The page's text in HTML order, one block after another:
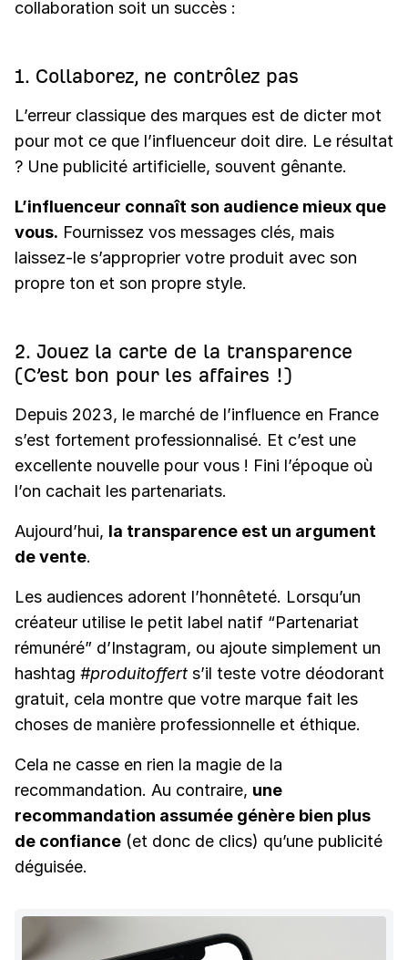
collaboration soit un succès :
1. Collaborez, ne contrôlez pas
L’erreur classique des marques est de dicter mot
pour mot ce que l’influenceur doit dire. Le résultat
? Une publicité artificielle, souvent gênante.
L’influenceur connaît son audience mieux que
vous. Fournissez vos messages clés, mais
laissez-le s’approprier votre produit avec son
propre ton et son propre style.
2. Jouez la carte de la transparence
(C’est bon pour les affaires !)
Depuis 2023, le marché de l’influence en France
s’est fortement professionnalisé. Et c’est une
excellente nouvelle pour vous ! Fini l’époque où
l’on cachait les partenariats.
Aujourd’hui, la transparence est un argument
de vente.
Les audiences adorent l’honnêteté. Lorsqu’un
créateur utilise le petit label natif “Partenariat
rémunéré” d’Instagram, ou ajoute simplement un
hashtag #produitoffert s’il teste votre déodorant
gratuit, cela montre que votre marque fait les
choses de manière professionnelle et éthique.
Cela ne casse en rien la magie de la
recommandation. Au contraire, une
recommandation assumée génère bien plus
de confiance (et donc de clics) qu’une publicité
déguisée.